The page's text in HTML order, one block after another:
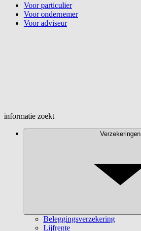
Voor particulier
Voor ondernemer
Voor adviseur
informatie zoekt
Verzekeringen
Beleggingsverzekering
Lijfrente